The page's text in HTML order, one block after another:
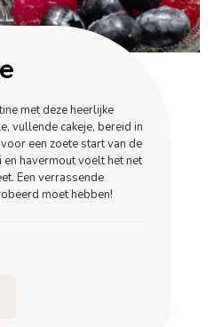
met deze heerlijke
vullende cakeje, bereid in
een zoete start van de
en havermout voelt het net
Een verrassende
moet hebben!